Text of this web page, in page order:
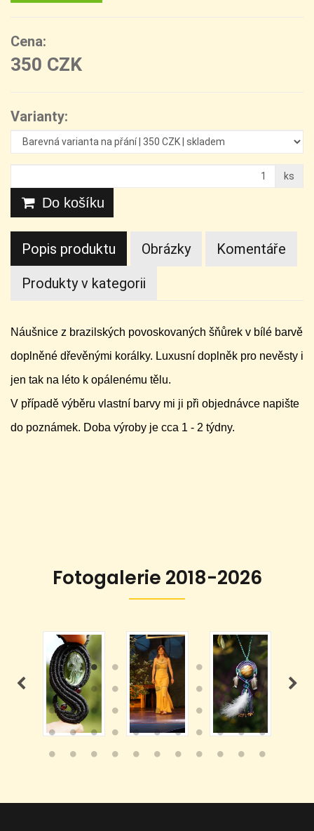
Cena:
350 CZK
Varianty:
ks
Do košíku
Popis produktu Obrázky Komentáře
Produkty v kategorii
Náušnice z brazilských povoskovaných šňůrek v bílé barvě
doplněné dřevěnými korálky. Luxusní doplněk pro nevěsty i
jen tak na léto k opálenému tělu.
V případě výběru vlastní barvy mi ji při objednávce napište
do poznámek. Doba výroby je cca 1 - 2 týdny.
Fotogalerie 2018-2026